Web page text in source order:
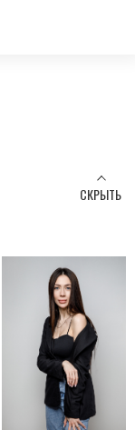
СКРЫТЬ